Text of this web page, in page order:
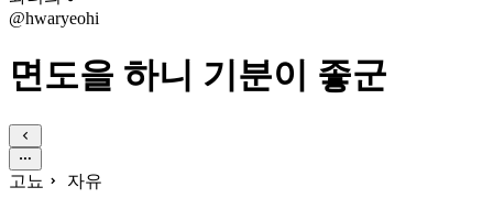
@hwaryeohi
면도을 하니 기분이 좋군
고뇨 자유